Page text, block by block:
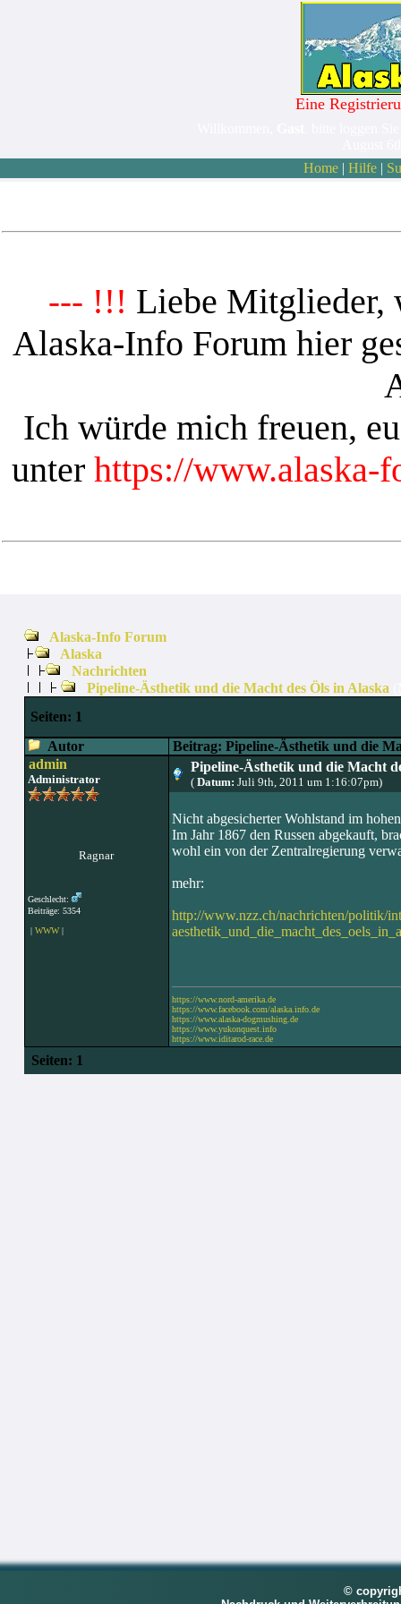
Eine
Home| Hilfe|
--- !!! Liebe Mitglieder,
Alaska-Info Forum hier
Ich würde mich freuen,
unter https://www.alaska-
Alaska-Info Forum
Alaska
Nachrichten
Pipeline-Ästhetik und die Macht des Öls in Alaska
Seiten: 1
Autor
Beitrag: Pipeline-Ästhetik und die
admin
Administrator
Ragnar
Geschlecht:
Beiträge: 5354
| WWW|
Pipeline-Ästhetik und die Macht
(Datum: Juli 9th, 2011 um 1:16:07pm)
Nicht abgesicherter Wohlstand im
Im Jahr 1867 den Russen abgekauft,
wohl ein von der Zentralregierung
mehr:
http://www.nzz.ch/nachrichten/politik/
https://www.nord-amerika.de
https://www.facebook.com/alaska.info.de
https://www.alaska-dogmushing.de
https://www.yukonquest.info
https://www.iditarod-race.de
Seiten: 1
©